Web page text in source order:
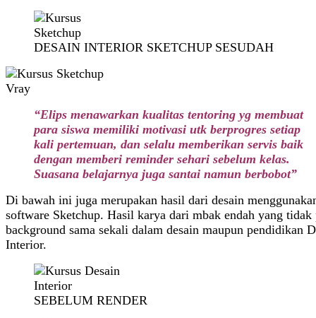
DESAIN INTERIOR SKETCHUP SESUDAH
“Elips menawarkan kualitas tentoring yg membuat
para siswa memiliki motivasi utk berprogres setiap
kali pertemuan, dan selalu memberikan servis baik
dengan memberi reminder sehari sebelum kelas.
Suasana belajarnya juga santai namun berbobot”
Di bawah ini juga merupakan hasil dari desain
software Sketchup. Hasil karya dari mbak endah yang tidak
background sama sekali dalam desain maupun pendidikan
Interior.
SEBELUM RENDER